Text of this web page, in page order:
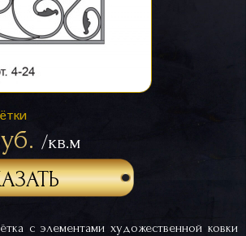
/кв.м
с элементами художественной ковки